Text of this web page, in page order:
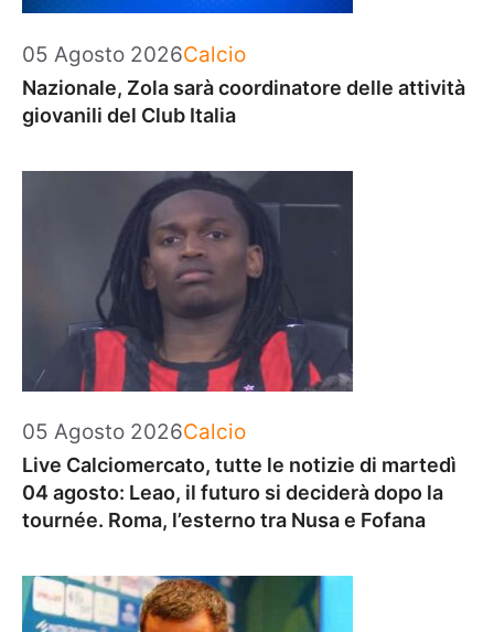
05 Agosto 2026Categorie
Calcio
Nazionale, Zola sarà coordinatore delle attività
giovanili del Club Italia
05 Agosto 2026Categorie
Calcio
Live Calciomercato, tutte le notizie di martedì
04 agosto: Leao, il futuro si deciderà dopo la
tournée. Roma, l’esterno tra Nusa e Fofana